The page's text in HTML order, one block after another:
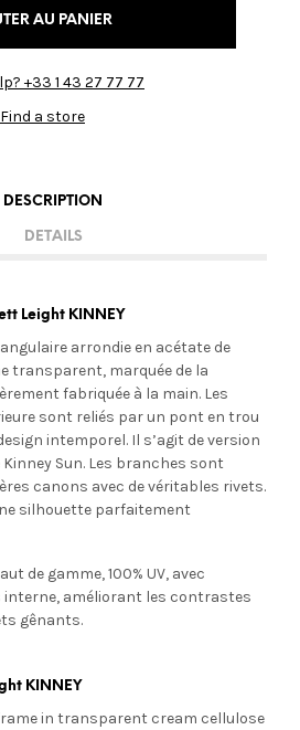
AU PANIER
+33 1 43 27 77 77
a store
DESCRIPTION
DETAILS
Leight KINNEY
arrondie en acétate de
transparent, marquée de la
fabriquée à la main. Les
sont reliés par un pont en trou
intemporel. Il s’agit de version
Sun. Les branches sont
canons avec de véritables rivets.
silhouette parfaitement
de gamme, 100% UV, avec
améliorant les contrastes
gênants.
KINNEY
in transparent cream cellulose